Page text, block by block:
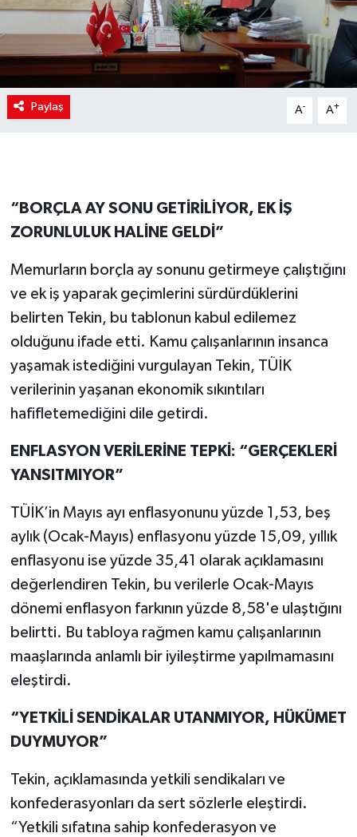
Paylaş A- A+
“BORÇLA AY SONU GETİRİLİYOR, EK İŞ
ZORUNLULUK HALİNE GELDİ”
Memurların borçla ay sonunu getirmeye çalıştığını
ve ek iş yaparak geçimlerini sürdürdüklerini
belirten Tekin, bu tablonun kabul edilemez
olduğunu ifade etti. Kamu çalışanlarının insanca
yaşamak istediğini vurgulayan Tekin, TÜİK
verilerinin yaşanan ekonomik sıkıntıları
hafifletemediğini dile getirdi.
ENFLASYON VERİLERİNE TEPKİ: “GERÇEKLERİ
YANSITMIYOR”
TÜİK’in Mayıs ayı enflasyonunu yüzde 1,53, beş
aylık (Ocak-Mayıs) enflasyonu yüzde 15,09, yıllık
enflasyonu ise yüzde 35,41 olarak açıklamasını
değerlendiren Tekin, bu verilerle Ocak-Mayıs
dönemi enflasyon farkının yüzde 8,58'e ulaştığını
belirtti. Bu tabloya rağmen kamu çalışanlarının
maaşlarında anlamlı bir iyileştirme yapılmamasını
eleştirdi.
“YETKİLİ SENDİKALAR UTANMIYOR, HÜKÜMET
DUYMUYOR”
Tekin, açıklamasında yetkili sendikaları ve
konfederasyonları da sert sözlerle eleştirdi.
“Yetkili sıfatına sahip konfederasyon ve